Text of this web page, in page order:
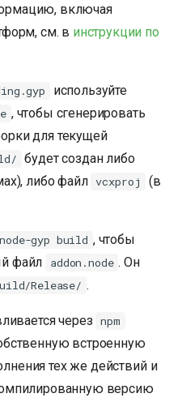
включая
см. в инструкции по
используйте
, чтобы сгенерировать
для текущей
будет создан либо
либо файл vcxproj
(в
node-gyp build , чтобы
файл
addon.node . Он
Release/ .
через npm
встроенную
тех же действий и
версию